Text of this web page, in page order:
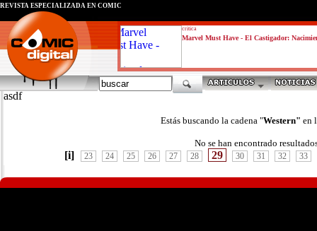
critica
Marvel Must Have - El Castigador:
REVISTA ESPECIALIZADA EN CÓMIC
asdf
Estás buscando la cadena "Western" en
No se han encontrado
[i] 23 24 25 26 27 28 29 30 31 32 33